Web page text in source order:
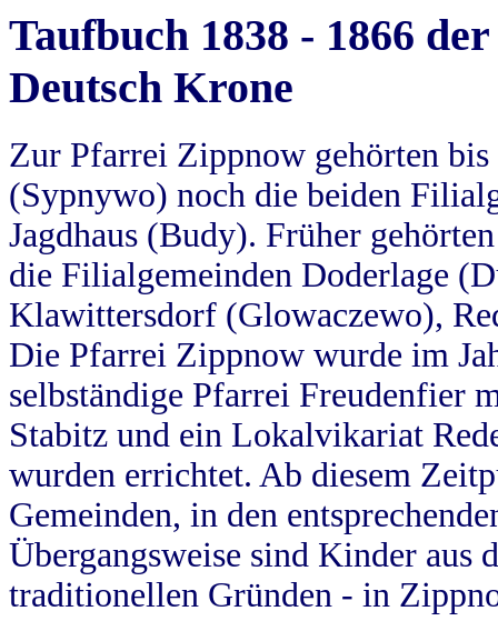
Taufbuch 1838 - 1866
Deutsch Krone
Zur Pfarrei Zippnow gehörten
(Sypnywo) noch die beiden
Jagdhaus (Budy). Früher
die Filialgemeinden Doderlage
Klawittersdorf (Glowaczewo),
Die Pfarrei Zippnow wurde im
selbständige Pfarrei Freudenfier
Stabitz und ein Lokalvikariat
wurden errichtet. Ab diesem
Gemeinden, in den
Übergangsweise sind Kinder aus
traditionellen Gründen - in